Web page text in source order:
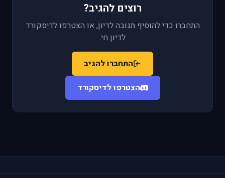
רוצים להגיב?
התחברו כדי להוסיף תגובה לדיון, או הצטרפו לדיסקורד
לדיון חי.
התחברו להגיב
הצטרפו לדיסקורד